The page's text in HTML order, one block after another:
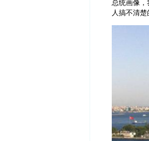
总统画像，
人搞不清楚